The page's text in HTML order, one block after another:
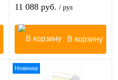
11 088 руб. / рул
В корзину
Новинка